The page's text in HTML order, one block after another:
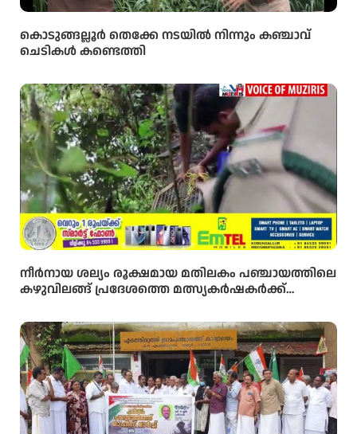
കൊടുങ്ങല്ലൂർ തെക്കേ നടയിൽ നിന്നും കഞ്ചാവ്
ചെടികൾ കണ്ടെത്തി
നീർനായ ശല്യം രൂക്ഷമായ മതിലകം പഞ്ചായത്തിലെ
കഴുവിലങ്ങ് പ്രദേശത്തെ മത്സ്യകർഷകർക്ക്
സ്ഥാപിച്ചു.